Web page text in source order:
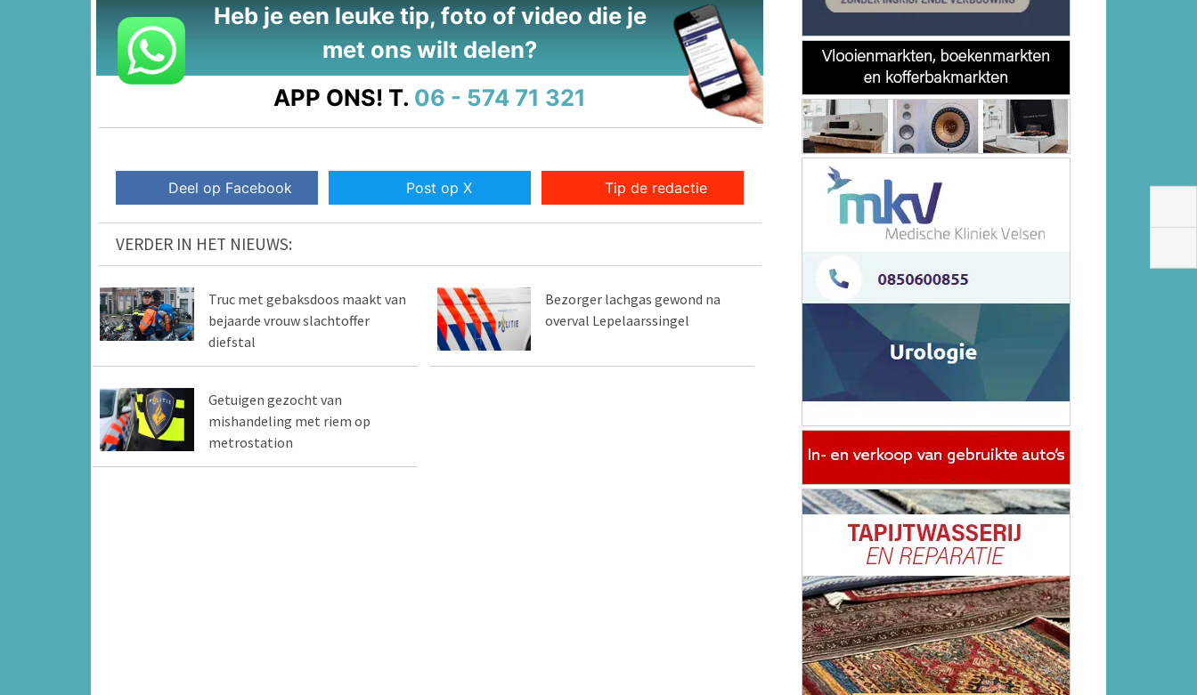
Heb je een leuke tip, foto of video die je
met ons wilt delen?
APP ONS! T. 06 - 574 71 321
Deel op Facebook Post op X Tip de redactie
VERDER IN HET NIEUWS:
Truc met gebaksdoos maakt van
bejaarde vrouw slachtoffer
diefstal
Bezorger lachgas gewond na
overval Lepelaarssingel
Getuigen gezocht van
mishandeling met riem op
metrostation